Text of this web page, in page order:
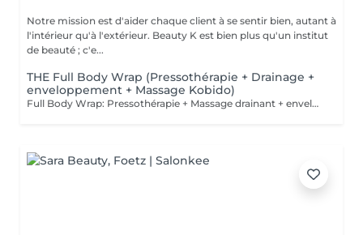
Notre mission est d'aider chaque client à se sentir bien, autant à
l'intérieur qu'à l'extérieur. Beauty K est bien plus qu'un institut
de beauté ; c'e...
THE Full Body Wrap (Pressothérapie + Drainage +
enveloppement + Massage Kobido)
Full Body Wrap: Pressothérapie + Massage drainant + enveloppement + Massage facial Kobido: Le soin Full Body Wrap offre une expérience de bien-être intégrale, combinant les techniques de Massage Drainant, d'Enveloppement Corporel, de Pressothérapie, et de Massage Facial Kobido. Ce parcours complet est idéal pour ceux qui cherchent à revitaliser leur corps et visage tout en bénéficiant d'une relaxation profonde et d'un traitement esthétique et détoxifiant. Déroulement du Soin : 1. Massage Drainant : Le soin commence par un massage drainant qui stimule la circulation lymphatique, aide à réduire la rétention d'eau et prépare le corps pour l'enveloppement. Ce massage cible les zones susceptibles d'accumuler des toxines, facilitant leur élimination. 2. Enveloppement Corporel : Après le massage, un enveloppement corporel à base d'actifs naturels tels que des algues, de la boue ou de l'argile est appliqué. Cet enveloppement aide à infuser la peau de nutriments essentiels et intensifie la détoxification. 3. Sauna Japonais : Le client passe ensuite dans la pressothérapie où la chaleur favorise une transpiration profonde, amplifiant l'effet des actifs de l'enveloppement tout en stimulant le système lymphatique et circulatoire. 4. Massage Facial Kobido (45 minutes) : Pour conclure le soin, un massage facial Kobido est pratiqué, durant lequel des techniques traditionnelles japonaises sont utilisées pour stimuler et rajeunir la peau du visage. Ce massage est réputé pour ses effets liftants et ses bienfaits sur la qualité de la peau, procurant éclat et fermeté. Bienfaits du Full Body Wrap : Détoxification Intensive : La combinaison du massage, de l'enveloppement et de la pressothérapie offre une purification en profondeur, aidant à éliminer les toxines accumulées dans le corps. Amélioration de la Circulation : Le massage drainant et la chaleur de la pressothérapie stimulent la circulation sanguine et lymphatique, favorisant une meilleure santé générale et une réduction de la cellulite. Effet Raffermissant et Tonifiant : L'enveloppement et la pressothérapie aident à tonifier et raffermir la peau, tandis que le Kobido cible les signes de vieillissement du visage, apportant un effet anti-âge naturel. Relaxation Profonde : Chaque étape du soin est conçue pour relaxer profondément, réduisant le stress et améliorant la qualité du sommeil. Ce soin est parfait pour ceux qui cherchent un traitement complet du corps et du visage, offrant des résultats visibles et une expérience de détente profonde.